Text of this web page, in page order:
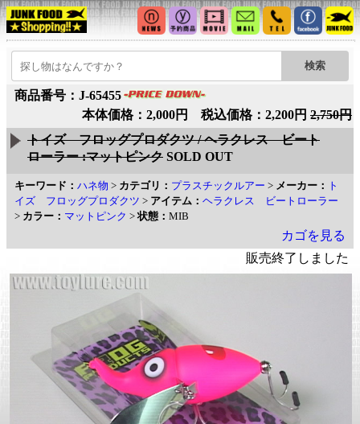
商品番号：J-65455
本体価格：2,000円 税込価格：2,200円 2,750円
トイズ フロッグプロダクツ / ヘラクレス ビート
ローラー :マットピンク SOLD OUT
キーワード： ハネ物 > カテゴリ： プラスチックルアー > メーカー： ト
イズ フロッグプロダクツ > アイテム： ヘラクレス ビートローラー
> カラー： マットピンク >状態： MIB
カゴを見る
販売終了しました